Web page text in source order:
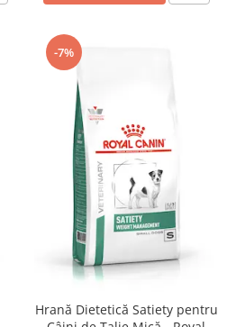
-7%
Hrană Dietetică Satiety pentru